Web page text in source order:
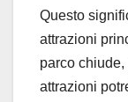
Questo
attrazioni
parco
attrazioni